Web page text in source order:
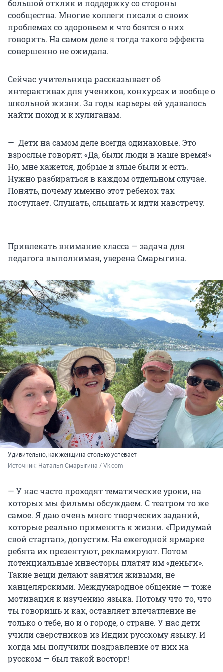
большой отклик и поддержку со стороны
сообщества. Многие коллеги писали о своих
проблемах со здоровьем и что боятся о них
говорить. На самом деле я тогда такого эффекта
совершенно не ожидала.
Сейчас учительница рассказывает об
интерактивах для учеников, конкурсах и вообще о
школьной жизни. За годы карьеры ей удавалось
найти поход и к хулиганам.
— Дети на самом деле всегда одинаковые. Это
взрослые говорят: «Да, были люди в наше время!»
Но, мне кажется, добрые и злые были и есть.
Нужно разбираться в каждом отдельном случае.
Понять, почему именно этот ребенок так
поступает. Слушать, слышать и идти навстречу.
Привлекать внимание класса — задача для
педагога выполнимая, уверена Смарыгина.
Удивительно, как женщина столько успевает
Источник: Наталья Смарыгина / Vk.com
— У нас часто проходят тематические уроки, на
которых мы фильмы обсуждаем. С театром то же
самое. Я даю очень много творческих заданий,
которые реально применить к жизни. «Придумай
свой стартап», допустим. На ежегодной ярмарке
ребята их презентуют, рекламируют. Потом
потенциальные инвесторы платят им «деньги».
Такие вещи делают занятия живыми, не
канцелярскими. Международное общение — тоже
мотивация к изучению языка. Потому что то, что
ты говоришь и как, оставляет впечатление не
только о тебе, но и о городе, о стране. У нас дети
учили сверстников из Индии русскому языку. И
когда мы получили поздравление от них на
русском — был такой восторг!